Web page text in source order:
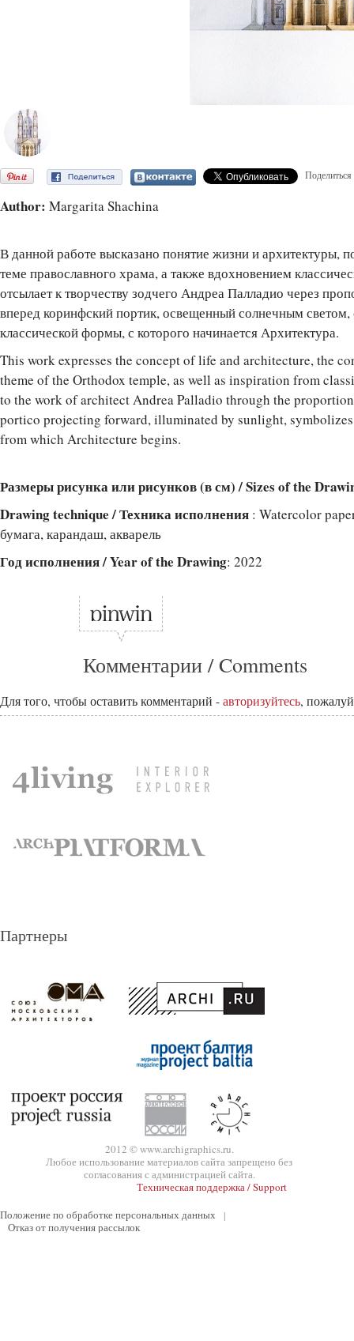
Поделиться
Author: Margarita Shachina
В данной работе высказано понятие жизни и архитектуры,
теме православного храма, а также вдохновением
отсылает к творчеству зодчего Андреа Палладио через
вперед коринфский портик, освещенный солнечным светом,
классической формы, с которого начинается Архитектура.
This work expresses the concept of life and architecture, the
theme of the Orthodox temple, as well as inspiration from
to the work of architect Andrea Palladio through the
portico projecting forward, illuminated by sunlight,
from which Architecture begins.
Размеры рисунка или рисунков (в см) / Sizes of the
Drawing technique / Техника исполнения : Watercolor
бумага, карандаш, акварель
Год исполнения / Year of the Drawing: 2022
Комментарии / Comments
Для того, чтобы оставить комментарий - авторизуйтесь,
Партнеры
2012 © www.archigraphics.ru.
Любое использование материалов сайта запрещено без
согласования с администрацией сайта.
Техническая поддержка / Support
Положение по обработке персональных данных
|
Отказ от получения рассылок